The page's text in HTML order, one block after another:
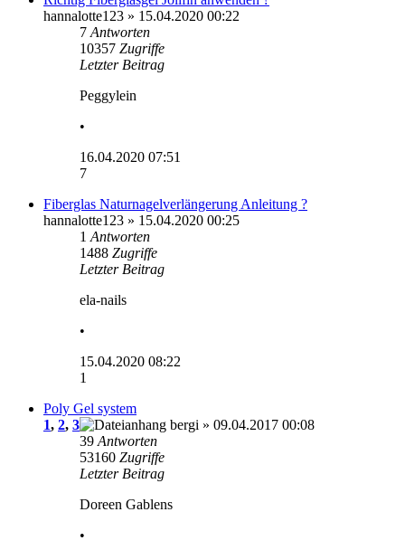
hannalotte123 » 15.04.2020 00:22
7 Antworten
10357 Zugriffe
Letzter Beitrag
Peggylein
•
16.04.2020 07:51
7
Fiberglas Naturnagelverlängerung Anleitung ?
hannalotte123 » 15.04.2020 00:25
1 Antworten
1488 Zugriffe
Letzter Beitrag
ela-nails
•
15.04.2020 08:22
1
Poly Gel system
1, 2, 3 bergi » 09.04.2017 00:08
39 Antworten
53160 Zugriffe
Letzter Beitrag
Doreen Gablens
•